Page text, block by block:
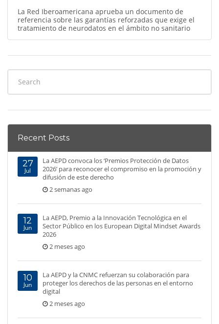
La Red Iberoamericana aprueba un documento de
referencia sobre las garantías reforzadas que exige el
tratamiento de neurodatos en el ámbito no sanitario
Recent Posts
27
Jul
La AEPD convoca los ‘Premios Protección de Datos
2026’ para reconocer el compromiso en la promoción y
difusión de este derecho
2 semanas ago
12
Jun
La AEPD, Premio a la Innovación Tecnológica en el
Sector Público en los European Digital Mindset Awards
2026
2 meses ago
10
Jun
La AEPD y la CNMC refuerzan su colaboración para
proteger los derechos de las personas en el entorno
digital
2 meses ago